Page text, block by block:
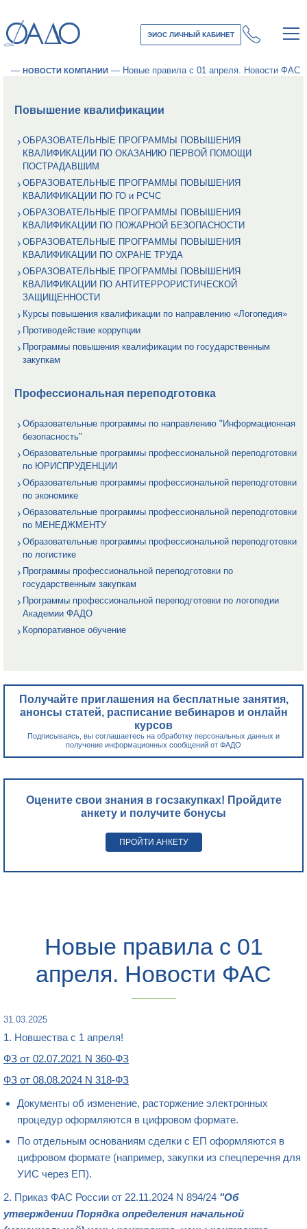
ЭИОС ЛИЧНЫЙ КАБИНЕТ
— НОВОСТИ КОМПАНИИ — Новые правила с 01 апреля. Новости ФАС
Повышение квалификации
ОБРАЗОВАТЕЛЬНЫЕ ПРОГРАММЫ ПОВЫШЕНИЯ
КВАЛИФИКАЦИИ ПО ОКАЗАНИЮ ПЕРВОЙ ПОМОЩИ
ПОСТРАДАВШИМ
ОБРАЗОВАТЕЛЬНЫЕ ПРОГРАММЫ ПОВЫШЕНИЯ
КВАЛИФИКАЦИИ ПО ГО и РСЧС
ОБРАЗОВАТЕЛЬНЫЕ ПРОГРАММЫ ПОВЫШЕНИЯ
КВАЛИФИКАЦИИ ПО ПОЖАРНОЙ БЕЗОПАСНОСТИ
ОБРАЗОВАТЕЛЬНЫЕ ПРОГРАММЫ ПОВЫШЕНИЯ
КВАЛИФИКАЦИИ ПО ОХРАНЕ ТРУДА
ОБРАЗОВАТЕЛЬНЫЕ ПРОГРАММЫ ПОВЫШЕНИЯ
КВАЛИФИКАЦИИ ПО АНТИТЕРРОРИСТИЧЕСКОЙ
ЗАЩИЩЕННОСТИ
Курсы повышения квалификации по направлению «Логопедия»
Противодействие коррупции
Программы повышения квалификации по государственным
закупкам
Профессиональная переподготовка
Образовательные программы по направлению "Информационная
безопасность"
Образовательные программы профессиональной переподготовки
по ЮРИСПРУДЕНЦИИ
Образовательные программы профессиональной переподготовки
по экономике
Образовательные программы профессиональной переподготовки
по МЕНЕДЖМЕНТУ
Образовательные программы профессиональной переподготовки
по логистике
Программы профессиональной переподготовки по
государственным закупкам
Программы профессиональной переподготовки по логопедии
Академии ФАДО
Корпоративное обучение
Получайте приглашения на бесплатные занятия,
анонсы статей, расписание вебинаров и онлайн
курсов
Подписываясь, вы соглашаетесь на обработку персональных данных и
получение информационных сообщений от ФАДО
Оцените свои знания в госзакупках! Пройдите
анкету и получите бонусы
ПРОЙТИ АНКЕТУ
Новые правила с 01
апреля. Новости ФАС
31.03.2025
1. Новшества с 1 апреля!
ФЗ от 02.07.2021 N 360-ФЗ
ФЗ от 08.08.2024 N 318-ФЗ
Документы об изменение, расторжение электронных
процедур оформляются в цифровом формате.
По отдельным основаниям сделки с ЕП оформляются в
цифровом формате (например, закупки из спецперечня для
УИС через ЕП).
2. Приказ ФАС России от 22.11.2024 N 894/24 "Об
утверждении Порядка определения начальной